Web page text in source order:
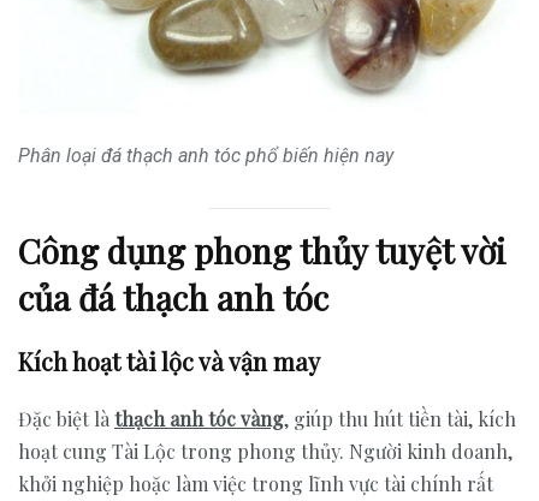
Phân loại đá thạch anh tóc phổ biến hiện nay
Công dụng phong thủy tuyệt vời
của đá thạch anh tóc
Kích hoạt tài lộc và vận may
Đặc biệt là thạch anh tóc vàng, giúp thu hút tiền tài, kích
hoạt cung Tài Lộc trong phong thủy. Người kinh doanh,
khởi nghiệp hoặc làm việc trong lĩnh vực tài chính rất